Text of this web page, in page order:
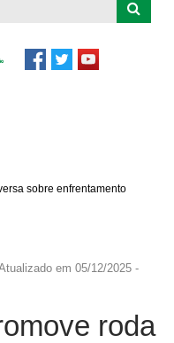
sobre enfrentamento
em 05/12/2025 -
roda